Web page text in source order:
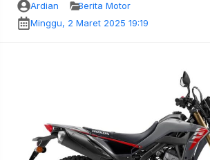
Ardian
Berita Motor
Minggu, 2 Maret 2025 19:19